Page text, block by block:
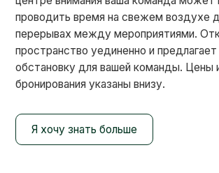
проводить время на свежем воздухе
перерывах между мероприятиями.
пространство уединенно и
обстановку для вашей команды. Цены
бронирования указаны внизу.
Я хочу знать больше